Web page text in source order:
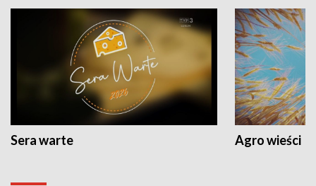
Sera warte Agro wieści